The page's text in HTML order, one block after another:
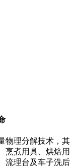
物理分解技术，其
、烹煮用具、烘焙用
、流理台及车子洗后